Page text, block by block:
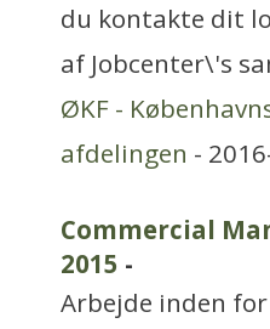
du kontakte dit
af Jobcenter\'s
ØKF -
afdelingen -
Commercial
2015 -
Arbejde inden